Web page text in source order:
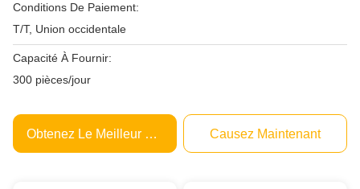
Conditions De Paiement:
T/T, Union occidentale
Capacité À Fournir:
300 pièces/jour
Obtenez Le Meilleur Prix Causez Maintenant